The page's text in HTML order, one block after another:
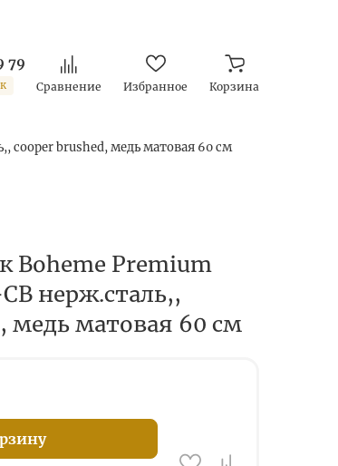
79
Сравнение Избранное Корзина
cooper brushed, медь матовая 60 см
Boheme Premium
нерж.сталь,,
медь матовая 60 см